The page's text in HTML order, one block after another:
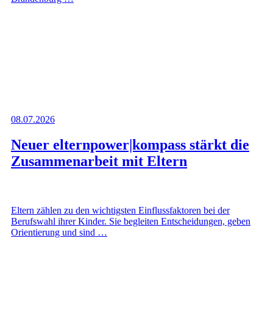
08.07.2026
Neuer elternpower|kompass stärkt die
Zusammenarbeit mit Eltern
Eltern zählen zu den wichtigsten Einflussfaktoren bei der
Berufswahl ihrer Kinder. Sie begleiten Entscheidungen, geben
Orientierung und sind …